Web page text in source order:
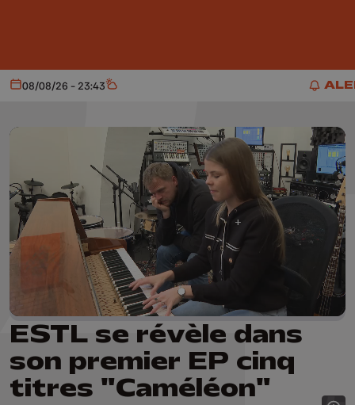
Aujourd'hui
08/08/26 - 23:43 Météo
ESTL se révèle dans
son premier EP cinq
titres "Caméléon"